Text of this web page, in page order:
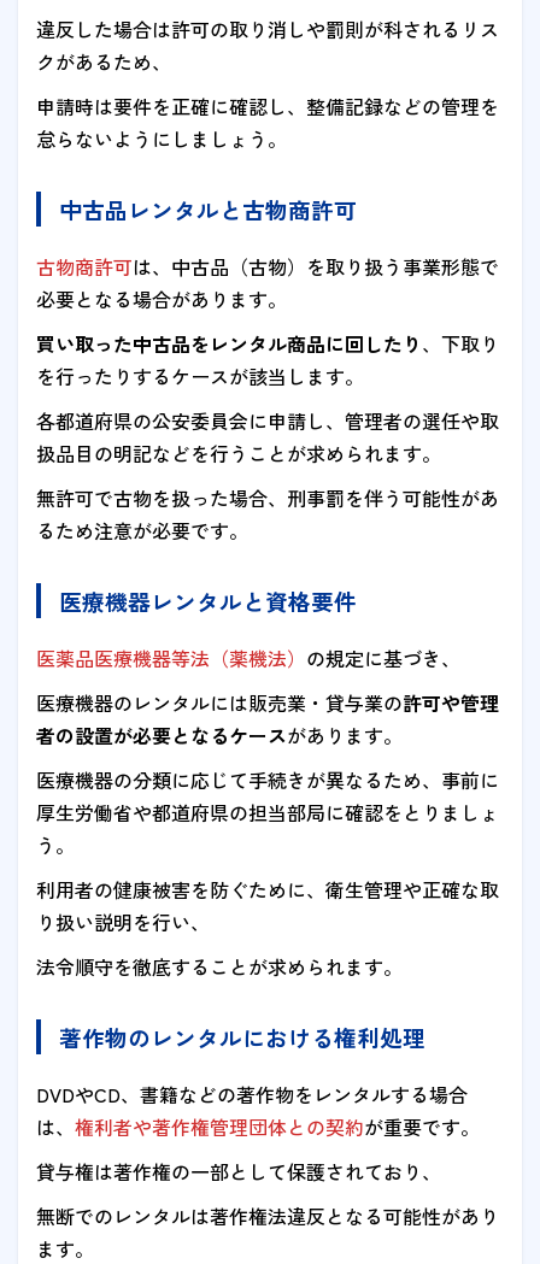
違反した場合は許可の取り消しや罰則が科されるリス
クがあるため、
申請時は要件を正確に確認し、整備記録などの管理を
怠らないようにしましょう。
中古品レンタルと古物商許可
古物商許可は、中古品（古物）を取り扱う事業形態で
必要となる場合があります。
買い取った中古品をレンタル商品に回したり 、下取り
を行ったりするケースが該当します。
各都道府県の公安委員会に申請し、管理者の選任や取
扱品目の明記などを行うことが求められます。
無許可で古物を扱った場合、刑事罰を伴う可能性があ
るため注意が必要です。
医療機器レンタルと資格要件
医薬品医療機器等法（薬機法） の規定に基づき、
医療機器のレンタルには販売業・貸与業の許可や管理
者の設置が必要となるケースがあります。
医療機器の分類に応じて手続きが異なるため、事前に
厚生労働省や都道府県の担当部局に確認をとりましょ
う。
利用者の健康被害を防ぐために、衛生管理や正確な取
り扱い説明を行い、
法令順守を徹底することが求められます。
著作物のレンタルにおける権利処理
DVDやCD、書籍などの著作物をレンタルする場合
は、 権利者や著作権管理団体との契約が重要です。
貸与権は著作権の一部として保護されており、
無断でのレンタルは著作権法違反となる可能性があり
ます。